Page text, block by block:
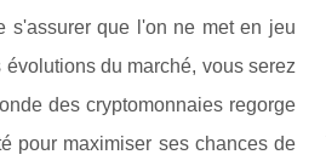
s'assurer que l'on ne met en jeu
du marché, vous serez
des cryptomonnaies regorge
pour maximiser ses chances de